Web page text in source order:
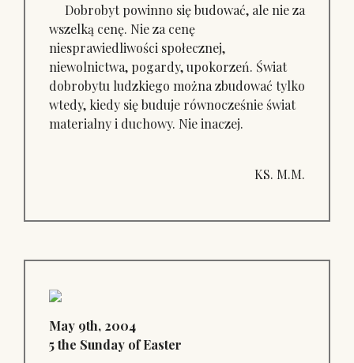
Dobrobyt powinno się budować, ale nie za
wszelką cenę. Nie za cenę
niesprawiedliwości społecznej,
niewolnictwa, pogardy, upokorzeń. Świat
dobrobytu ludzkiego można zbudować tylko
wtedy, kiedy się buduje równocześnie świat
materialny i duchowy. Nie inaczej.
KS. M.M.
May 9th, 2004
5 the Sunday of Easter